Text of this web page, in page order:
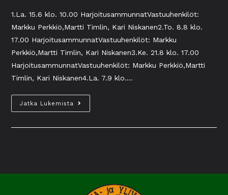
1.La. 15.6 klo. 10.00 HarjoitusammunnatVastuuhenkilöt:
Markku Perkkiö,Martti Timlin, Kari Niskanen2.To. 8.8 klo.
17.00 HarjoitusammunnatVastuuhenkilöt: Markku
Perkkiö,Martti Timlin, Kari Niskanen3.Ke. 21.8 klo. 17.00
HarjoitusammunnatVastuuhenkilöt: Markku Perkkiö,Martti
Timlin, Kari Niskanen4.La. 7.9 klo.…
Jatka Lukemista